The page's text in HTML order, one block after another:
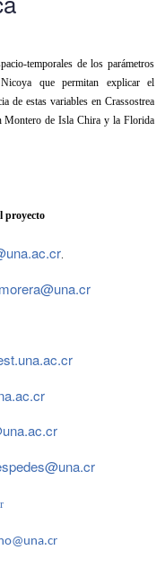
temporales de los parámetros
que permitan explicar el
de estas variables en Crassostrea
Montero de Isla Chira y la Florida
proyecto
.